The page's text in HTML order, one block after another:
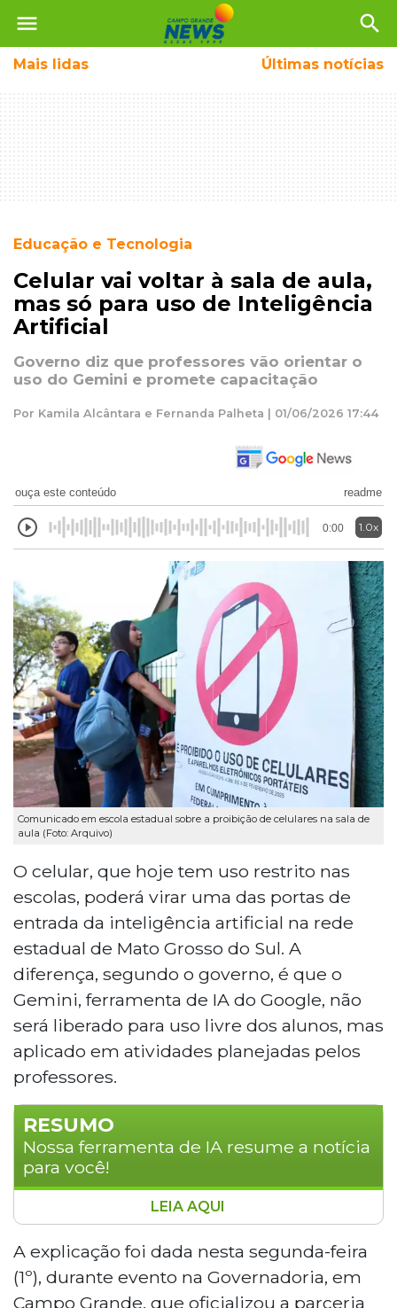
menu search
Mais lidas Últimas notícias
Educação e Tecnologia
Celular vai voltar à sala de aula,
mas só para uso de Inteligência
Artificial
Governo diz que professores vão orientar o
uso do Gemini e promete capacitação
Por Kamila Alcântara e Fernanda Palheta | 01/06/2026 17:44
ouça este conteúdo readme
0:00 1.0x
Comunicado em escola estadual sobre a proibição de celulares na sala de
aula (Foto: Arquivo)
O celular, que hoje tem uso restrito nas
escolas, poderá virar uma das portas de
entrada da inteligência artificial na rede
estadual de Mato Grosso do Sul. A
diferença, segundo o governo, é que o
Gemini, ferramenta de IA do Google, não
será liberado para uso livre dos alunos, mas
aplicado em atividades planejadas pelos
professores.
RESUMO
Nossa ferramenta de IA resume a notícia
para você!
O governo de Mato Grosso do Sul firmou
parceria com o Google para introduzir o
Gemini, ferramenta de inteligência
artificial, nas escolas públicas estaduais. A
LEIA AQUI
A explicação foi dada nesta segunda-feira
(1º), durante evento na Governadoria, em
Campo Grande, que oficializou a parceria